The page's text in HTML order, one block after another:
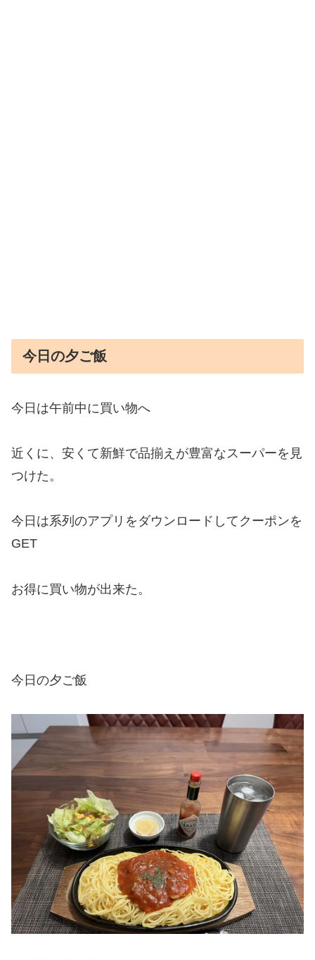
今日の夕ご飯
今日は午前中に買い物へ
近くに、安くて新鮮で品揃えが豊富なスーパーを見
つけた。
今日は系列のアプリをダウンロードしてクーポンを
GET
お得に買い物が出来た。
今日の夕ご飯